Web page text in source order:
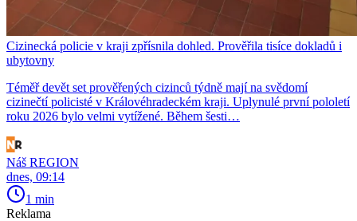
Cizinecká policie v kraji zpřísnila dohled. Prověřila tisíce dokladů i
ubytovny
Téměř devět set prověřených cizinců týdně mají na svědomí
cizinečtí policisté v Královéhradeckém kraji. Uplynulé první pololetí
roku 2026 bylo velmi vytížené. Během šesti…
Náš REGION
dnes, 09:14
1 min
Reklama